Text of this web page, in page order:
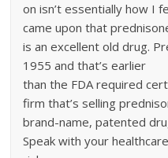
on isn’t essentially how I
came upon that
is an excellent old drug.
1955 and that’s earlier
than the FDA required
firm that’s selling
brand-name, patented
Speak with your